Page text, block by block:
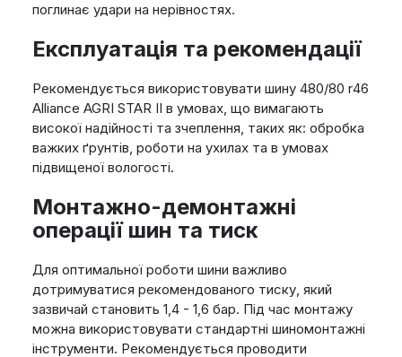
поглинає удари на нерівностях.
Експлуатація та рекомендації
Рекомендується використовувати шину 480/80 r46
Alliance AGRI STAR II в умовах, що вимагають
високої надійності та зчеплення, таких як: обробка
важких ґрунтів, роботи на ухилах та в умовах
підвищеної вологості.
Монтажно-демонтажні
операції шин та тиск
Для оптимальної роботи шини важливо
дотримуватися рекомендованого тиску, який
зазвичай становить 1,4 - 1,6 бар. Під час монтажу
можна використовувати стандартні шиномонтажні
інструменти. Рекомендується проводити